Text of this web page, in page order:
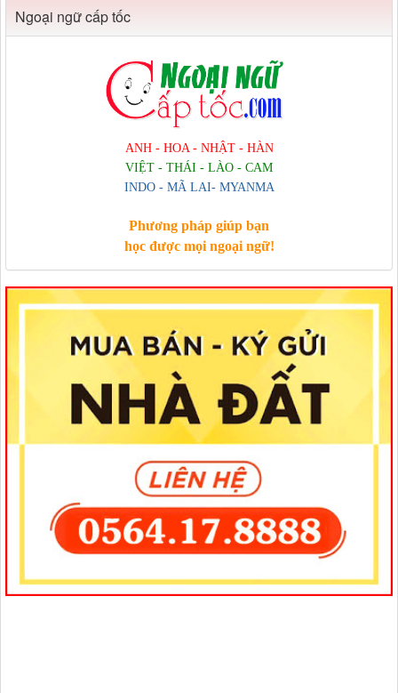
Ngoại ngữ cấp tốc
ANH - HOA - NHẬT - HÀN
VIỆT - THÁI - LÀO - CAM
INDO - MÃ LAI- MYANMA
Phương pháp giúp bạn
học được mọi ngoại ngữ!